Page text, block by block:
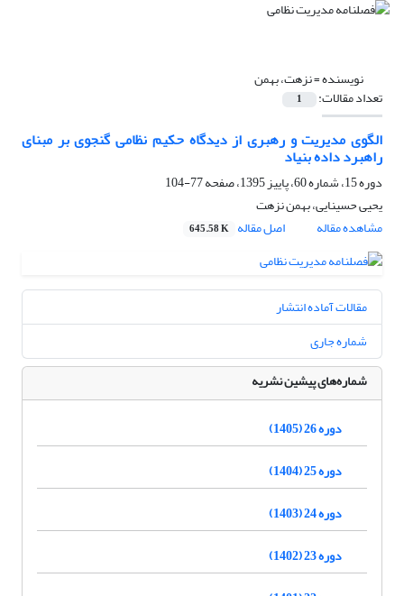
نویسنده =نزهت، بهمن
تعداد مقالات: 1
الگوی مدیریت و رهبری از دیدگاه حکیم نظامی گنجوی بر مبنای
راهبرد داده بنیاد
دوره 15، شماره 60، پاییز 1395، صفحه
77-104
یحیی حسینایی، بهمن نزهت
مشاهده مقاله
اصل مقاله 645.58 K
مقالات آماده انتشار
شماره جاری
شماره‌های پیشین نشریه
دوره 26 (1405)
دوره 25 (1404)
دوره 24 (1403)
دوره 23 (1402)